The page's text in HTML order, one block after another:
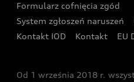
Ubezpieczenie
Audi exclusive
Audi i Puchar Świata w
Zakopanem
Formularz cofnięcia zgód
System zgłoszeń naruszeń
Kontakt IOD
Kontakt EU
Od 1 września 2018 r.